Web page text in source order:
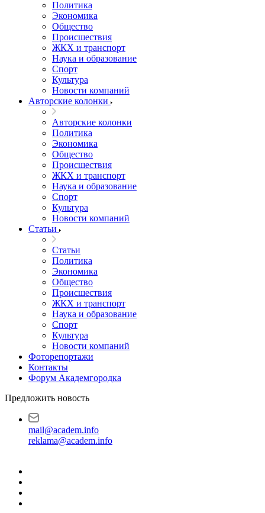
Политика
Экономика
Общество
Происшествия
ЖКХ и транспорт
Наука и образование
Спорт
Культура
Новости компаний
Авторские колонки
Авторские колонки
Политика
Экономика
Общество
Происшествия
ЖКХ и транспорт
Наука и образование
Спорт
Культура
Новости компаний
Статьи
Статьи
Политика
Экономика
Общество
Происшествия
ЖКХ и транспорт
Наука и образование
Спорт
Культура
Новости компаний
Фоторепортажи
Контакты
Форум Академгородка
Предложить новость
mail@academ.info
reklama@academ.info